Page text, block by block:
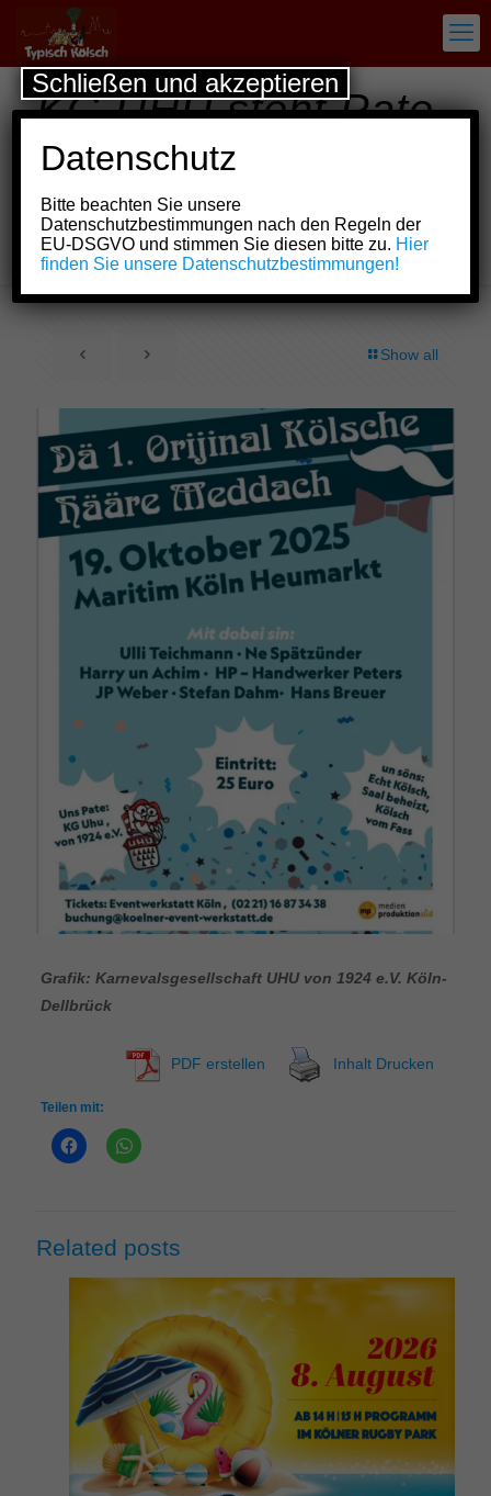
KG UHU steht Pate
für neues Format –
Dä 1. Orijinal
Kölsche Hääre
Meddach
Show all
Grafik: Karnevalsgesellschaft UHU von 1924 e.V. Köln-
Dellbrück
PDF erstellen Inhalt Drucken
Teilen mit:
Related posts
Datenschutz
Bitte beachten Sie unsere
Datenschutzbestimmungen nach den Regeln der
EU-DSGVO und stimmen Sie diesen bitte zu. Hier
finden Sie unsere Datenschutzbestimmungen!
Schließen und akzeptieren